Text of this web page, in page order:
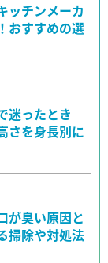
ッチンメーカ
おすすめの選
迷ったとき
さを身長別に
が臭い原因と
掃除や対処法